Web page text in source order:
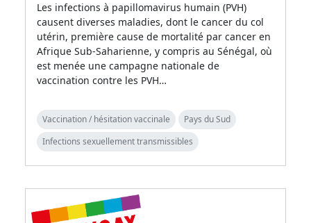
Les infections à papillomavirus humain (PVH)
causent diverses maladies, dont le cancer du col
utérin, première cause de mortalité par cancer en
Afrique Sub-Saharienne, y compris au Sénégal, où
est menée une campagne nationale de
vaccination contre les PVH…
Vaccination / hésitation vaccinale
Pays du Sud
Infections sexuellement transmissibles